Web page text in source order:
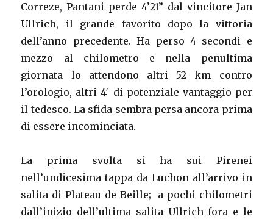
Correze, Pantani perde 4’21” dal vincitore Jan
Ullrich, il grande favorito dopo la vittoria
dell’anno precedente. Ha perso 4 secondi e
mezzo al chilometro e nella penultima
giornata lo attendono altri 52 km contro
l’orologio, altri 4′ di potenziale vantaggio per
il tedesco. La sfida sembra persa ancora prima
di essere incominciata.
La prima svolta si ha sui Pirenei
nell’undicesima tappa da Luchon all’arrivo in
salita di Plateau de Beille; a pochi chilometri
dall’inizio dell’ultima salita Ullrich fora e le